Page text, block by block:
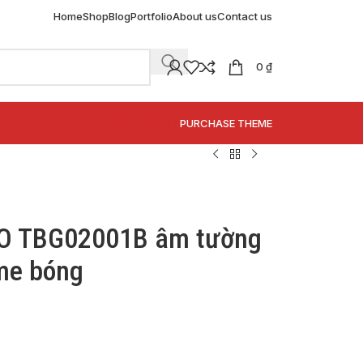
HomeShopBlogPortfolioAbout usContact us
0 ₫
PURCHASE THEME
TBG02001B âm tường
bóng